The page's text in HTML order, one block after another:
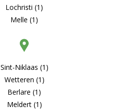
Lochristi (1)
Melle (1)
Sint-Niklaas (1)
Wetteren (1)
Berlare (1)
Meldert (1)